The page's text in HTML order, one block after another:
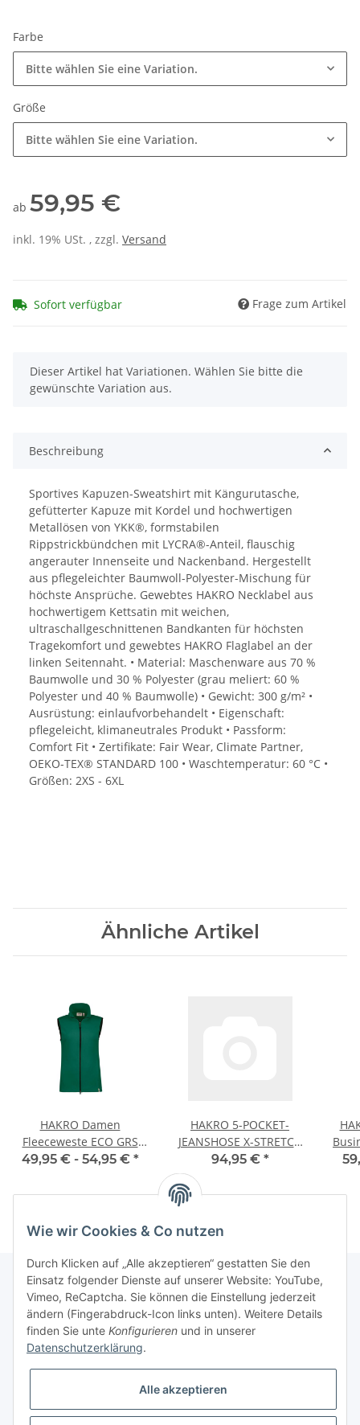
Farbe
Bitte wählen Sie eine Variation.
Größe
Bitte wählen Sie eine Variation.
ab 59,95 €
inkl. 19% USt. , zzgl. Versand
Sofort verfügbar Frage zum Artikel
x
Dieser Artikel hat Variationen. Wählen Sie bitte die
gewünschte Variation aus.
Beschreibung
Sportives Kapuzen-Sweatshirt mit Kängurutasche,
gefütterter Kapuze mit Kordel und hochwertigen
Metallösen von YKK®, formstabilen
Rippstrickbündchen mit LYCRA®-Anteil, flauschig
angerauter Innenseite und Nackenband. Hergestellt
aus pflegeleichter Baumwoll-Polyester-Mischung für
höchste Ansprüche. Gewebtes HAKRO Necklabel aus
hochwertigem Kettsatin mit weichen,
ultraschallgeschnittenen Bandkanten für höchsten
Tragekomfort und gewebtes HAKRO Flaglabel an der
linken Seitennaht. • Material: Maschenware aus 70 %
Baumwolle und 30 % Polyester (grau meliert: 60 %
Polyester und 40 % Baumwolle) • Gewicht: 300 g/m² •
Ausrüstung: einlaufvorbehandelt • Eigenschaft:
pflegeleicht, klimaneutrales Produkt • Passform:
Comfort Fit • Zertifikate: Fair Wear, Climate Partner,
OEKO-TEX® STANDARD 100 • Waschtemperatur: 60 °C •
Größen: 2XS - 6XL
Ähnliche Artikel
HAKRO Damen
Fleeceweste ECO GRS
Damen
49,95 € - 54,95 € *
HAKRO 5-POCKET-
JEANSHOSE X-STRETCH
ECO
94,95 € *
Informationen
Gesetzliche Informationen
Wie wir Cookies & Co nutzen
Durch Klicken auf „Alle akzeptieren“ gestatten Sie den
Einsatz folgender Dienste auf unserer Website: YouTube,
Vimeo, ReCaptcha. Sie können die Einstellung jederzeit
ändern (Fingerabdruck-Icon links unten). Weitere Details
finden Sie unte Konfigurieren und in unserer
Datenschutzerklärung.
Alle akzeptieren